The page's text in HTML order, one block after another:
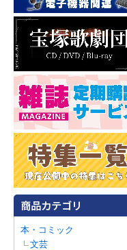
本・コミック
文芸